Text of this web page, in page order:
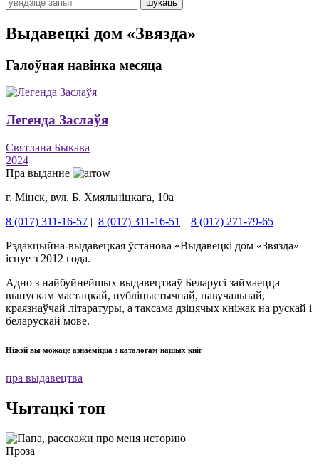
Выдавецкі дом «Звязда»
Галоўная навінка месяца
Легенда Заслаўя
Святлана Быкава
2024
Пра выданне
г. Мінск, вул. Б. Хмяльніцкага, 10а
8 (017) 311-16-57 | 8 (017) 311-16-51 | 8 (017) 271-79-65
Рэдакцыйна-выдавецкая ўстанова «Выдавецкі дом «Звязда»
існуе з 2012 года.
Адно з найбуйнейшых выдавецтваў Беларусі займаецца
выпускам мастацкай, публіцыстычнай, навучальнай,
краязнаўчай літаратуры, а таксама дзіцячых кніжак на рускай і
беларускай мове.
Ніжэй вы можаце азнаёміцца ​​з каталогам нашых кніг
пра выдавецтва
Чытацкі топ
Проза